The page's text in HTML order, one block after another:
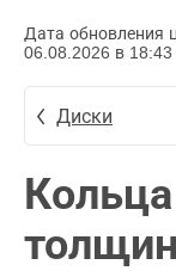
Дата обновления
06.08.2026 в 18:43
Диски